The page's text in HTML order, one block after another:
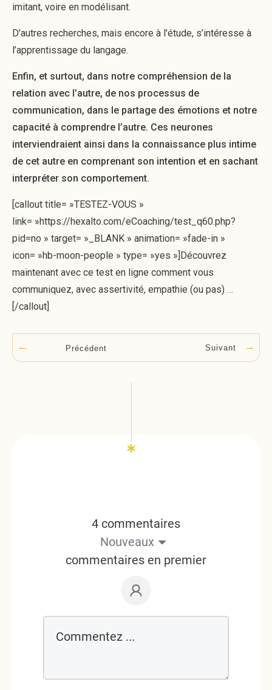
imitant, voire en modélisant.
D’autres recherches, mais encore à l’étude, s’intéresse à
l’apprentissage du langage.
Enfin, et surtout, dans notre compréhension de la
relation avec l’autre, de nos processus de
communication, dans le partage des émotions et notre
capacité à comprendre l’autre. Ces neurones
interviendraient ainsi dans la connaissance plus intime
de cet autre en comprenant son intention et en sachant
interpréter son comportement.
[callout title= »TESTEZ-VOUS »
link= »https://hexalto.com/eCoaching/test_q60.php?
pid=no » target= »_BLANK » animation= »fade-in »
icon= »hb-moon-people » type= »yes »]Découvrez
maintenant avec ce test en ligne comment vous
communiquez, avec assertivité, empathie (ou pas) …
[/callout]
Précédent Suivant
4 commentaires
Nouveaux
commentaires en premier